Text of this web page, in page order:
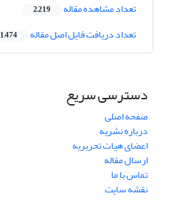
تعداد مشاهده مقاله 2,219
تعداد دریافت فایل اصل مقاله 1,474
دسترسی سریع
صفحه اصلی
درباره نشریه
اعضای هیات تحریریه
ارسال مقاله
تماس با ما
نقشه سایت